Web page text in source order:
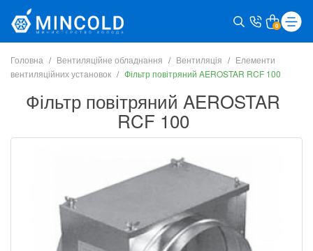
0
Головна Вентиляційне обладнання Вентиляція
Елементи
вентиляційних установок
Фільтр повітряний AEROSTAR RCF 100
Фільтр повітряний AEROSTAR
RCF 100